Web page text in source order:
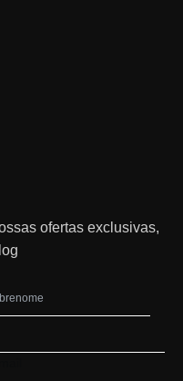
ofertas exclusivas,